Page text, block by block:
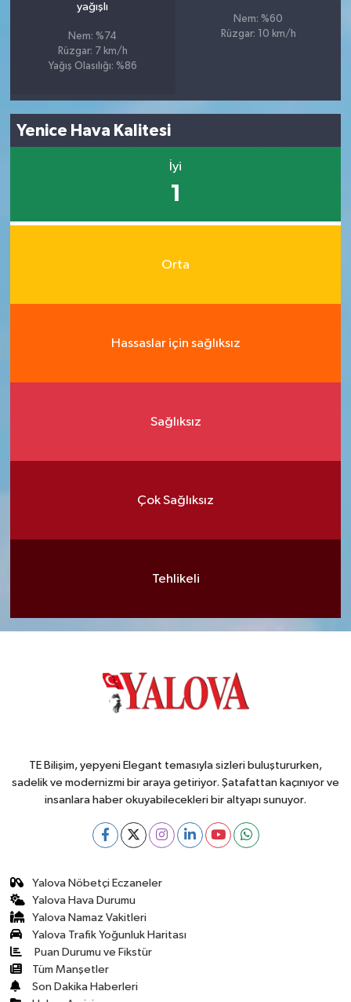
yağışlı
Nem: %74
Rüzgar: 7 km/h
Yağış Olasılığı: %86
Nem: %60
Rüzgar: 10 km/h
Yenice Hava Kalitesi
İyi
1
Orta
Hassaslar için sağlıksız
Sağlıksız
Çok Sağlıksız
Tehlikeli
TE Bilişim, yepyeni Elegant temasıyla sizleri buluştururken,
sadelik ve modernizmi bir araya getiriyor. Şatafattan kaçınıyor ve
insanlara haber okuyabilecekleri bir altyapı sunuyor.
Yalova Nöbetçi Eczaneler
Yalova Hava Durumu
Yalova Namaz Vakitleri
Yalova Trafik Yoğunluk Haritası
Puan Durumu ve Fikstür
Tüm Manşetler
Son Dakika Haberleri